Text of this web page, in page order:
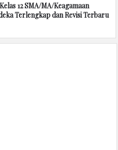
12 SMA/MA/Keagamaan
Terlengkap dan Revisi Terbaru